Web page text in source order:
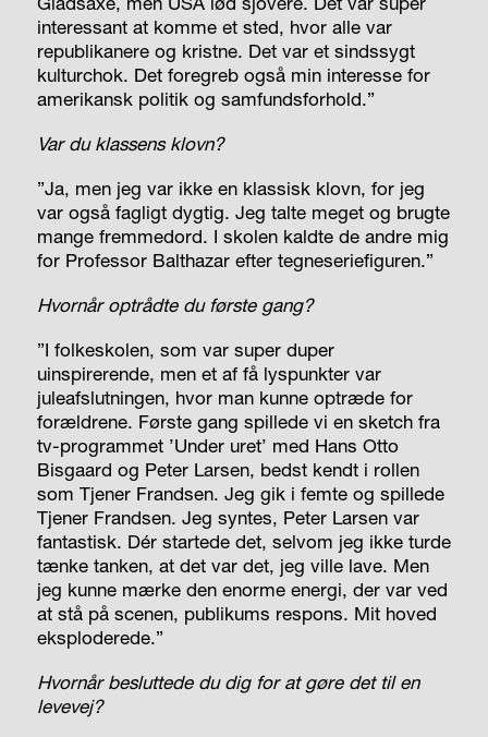
interessant at komme et sted, hvor alle var
republikanere og kristne. Det var et sindssygt
kulturchok. Det foregreb også min interesse for
amerikansk politik og samfundsforhold.”
Var du klassens klovn?
”Ja, men jeg var ikke en klassisk klovn, for jeg
var også fagligt dygtig. Jeg talte meget og brugte
mange fremmedord. I skolen kaldte de andre mig
for Professor Bal­thazar efter tegneseriefiguren.”
Hvornår optrådte du første gang?
”I folkeskolen, som var super duper
uinspirerende, men et af få lyspunkter var
juleafslutningen, hvor man kunne optræde for
forældrene. Første gang spillede vi en sketch fra
tv-programmet ’Under uret’ med Hans Otto
Bisgaard og Peter Larsen, bedst kendt i rollen
som Tjener Frandsen. Jeg gik i femte og spillede
Tjener Frandsen. Jeg syntes, Peter Larsen var
fantastisk. Dér startede det, selvom jeg ikke turde
tænke tanken, at det var det, jeg ville lave. Men
jeg kunne mærke den enorme energi, der var ved
at stå på scenen, publikums respons. Mit hoved
eksploderede.”
Hvornår besluttede du dig for at gøre det til en
levevej?